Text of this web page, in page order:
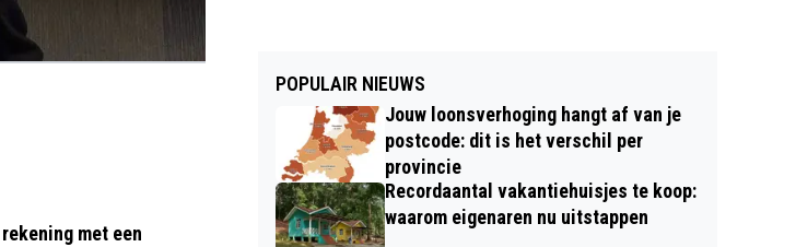
met een
POPULAIR NIEUWS
Jouw loonsverhoging hangt af van je
postcode: dit is het verschil per
provincie
Recordaantal vakantiehuisjes te koop:
waarom eigenaren nu uitstappen